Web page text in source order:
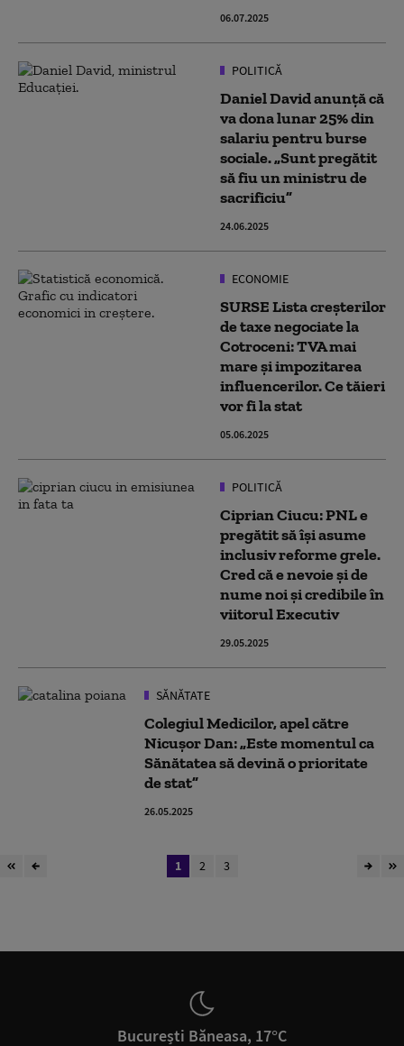
06.07.2025
POLITICĂ
Daniel David anunță că
va dona lunar 25% din
salariu pentru burse
sociale. „Sunt pregătit
să fiu un ministru de
sacrificiu”
24.06.2025
ECONOMIE
SURSE Lista creșterilor
de taxe negociate la
Cotroceni: TVA mai
mare și impozitarea
influencerilor. Ce tăieri
vor fi la stat
05.06.2025
POLITICĂ
Ciprian Ciucu: PNL e
pregătit să își asume
inclusiv reforme grele.
Cred că e nevoie și de
nume noi și credibile în
viitorul Executiv
29.05.2025
SĂNĂTATE
Colegiul Medicilor, apel către
Nicușor Dan: „Este momentul ca
Sănătatea să devină o prioritate
de stat”
26.05.2025
1 2 3
București Băneasa, 17°C